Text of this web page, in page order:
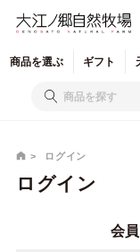
商品を選ぶ ギフト
ログイン
ログイン
会